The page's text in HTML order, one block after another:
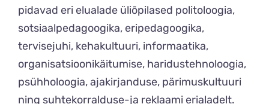
pidavad eri elualade üliõpilased politoloogia,
sotsiaalpedagoogika, eripedagoogika,
tervisejuhi, kehakultuuri, informaatika,
organisatsioonikäitumise, haridustehnoloogia,
psühholoogia, ajakirjanduse, pärimuskultuuri
ning suhtekorralduse-ja reklaami erialadelt.